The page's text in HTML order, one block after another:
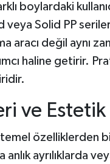
boylardaki
veya Solid PP
aracı değil aynı
haline getirir.
ve
temel özelliklerden
anlık ayrılıklarda